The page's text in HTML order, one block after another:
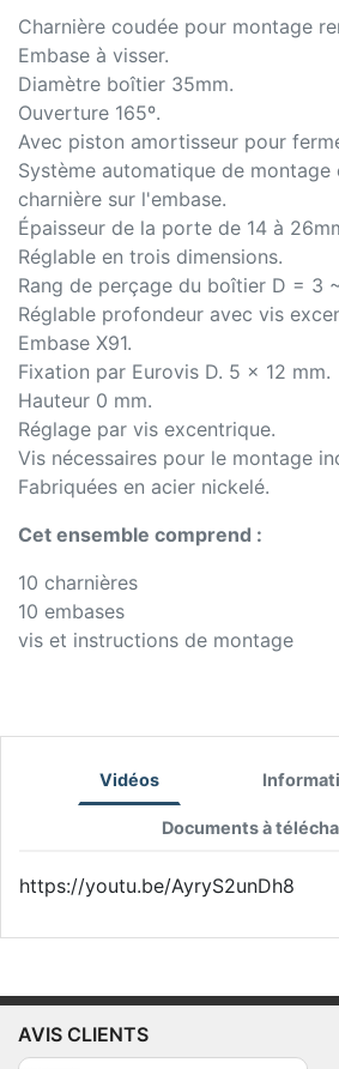
Charnière coudée pour montage
Embase à visser.
Diamètre boîtier 35mm.
Ouverture 165º.
Avec piston amortisseur pour
Système automatique de montage
charnière sur l'embase.
Épaisseur de la porte de 14 à
Réglable en trois dimensions.
Rang de perçage du boîtier D = 3
Réglable profondeur avec vis
Embase X91.
Fixation par Eurovis D. 5 x 12 mm.
Hauteur 0 mm.
Réglage par vis excentrique.
Vis nécessaires pour le montage
Fabriquées en acier nickelé.
Cet ensemble comprend :
10 charnières
10 embases
vis et instructions de montage
Vidéos
Documents à
https://youtu.be/AyryS2unDh8
AVIS CLIENTS